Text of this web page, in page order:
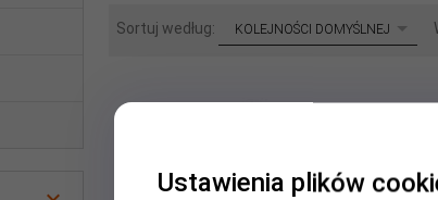
Sortuj według: sortKOLEJNOŚCI DOMYŚLNEJ
Ustawienia plików